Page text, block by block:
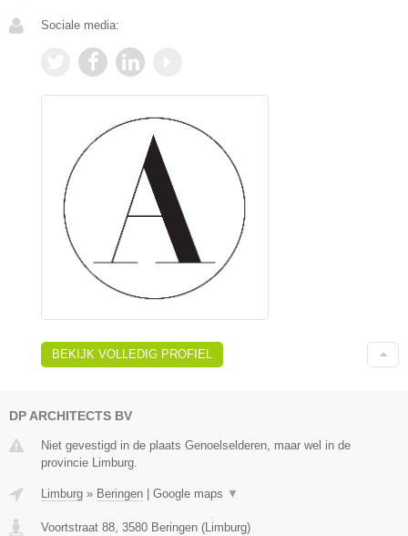
Sociale media:
BEKIJK VOLLEDIG PROFIEL
DP ARCHITECTS BV
Niet gevestigd in de plaats Genoelselderen, maar wel in de
provincie Limburg.
Limburg » Beringen Google maps ▼
Voortstraat 88, 3580 Beringen (Limburg)